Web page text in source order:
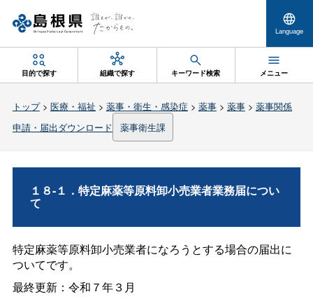
Language
目的で探す 組織で探す キーワード検索 メニュー
トップ> 医療・福祉 > 薬事・衛生・感染症 > 薬事> 薬事> 薬事関係
申請・届出ダウンロード
薬事衛生課
１８-１．特定麻薬等原料卸小売業者業務届につい
て
特定麻薬等原料卸小売業者になろうとする場合の届出に
ついてです。
最終更新：令和７年３月